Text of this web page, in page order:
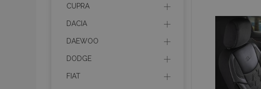
CUPRA
DACIA
DAEWOO
DODGE
FIAT